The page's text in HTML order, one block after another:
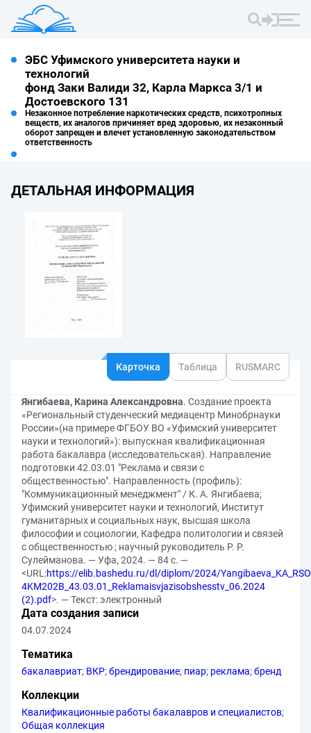
ЭБС Уфимского университета науки и
технологий
фонд Заки Валиди 32, Карла Маркса 3/1 и
Достоевского 131
Незаконное потребление наркотических средств, психотропных
веществ, их аналогов причиняет вред здоровью, их незаконный
оборот запрещен и влечет установленную законодательством
ответственность
ДЕТАЛЬНАЯ ИНФОРМАЦИЯ
Карточка Таблица RUSMARC
Янгибаева, Карина Александровна. Создание проекта
«Региональный студенческий медиацентр Минобрнауки
России»(на примере ФГБОУ ВО «Уфимский университет
науки и технологий»): выпускная квалификационная
работа бакалавра (исследовательская). Направление
подготовки 42.03.01 "Реклама и связи с
общественностью". Направленность (профиль):
"Коммуникационный менеджмент" / К. А. Янгибаева;
Уфимский университет науки и технологий, Институт
гуманитарных и социальных наук, высшая школа
философии и социологии, Кафедра политологии и связей
с общественностью ; научный руководитель Р. Р.
Сулейманова. — Уфа, 2024. — 84 с. —
<URL:https://elib.bashedu.ru/dl/diplom/2024/
4KM202B_43.03.01_Reklamaisvjazisobshesstv_06.2024
(2).pdf>. — Текст: электронный
Дата создания записи
04.07.2024
Тематика
бакалавриат; ВКР;брендирование; пиар; реклама;бренд
Коллекции
Квалификационные работы бакалавров и специалистов;
Общая коллекция